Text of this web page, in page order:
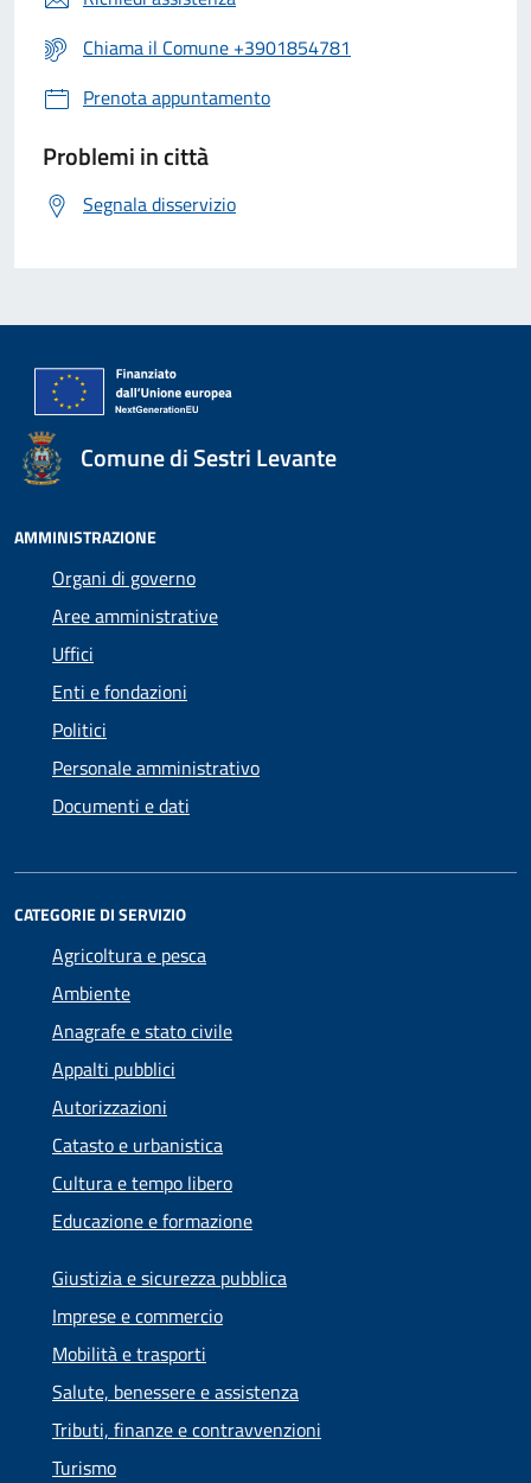
Chiama il Comune +3901854781
Prenota appuntamento
Problemi in città
Segnala disservizio
Comune di Sestri Levante
AMMINISTRAZIONE
Organi di governo
Aree amministrative
Uffici
Enti e fondazioni
Politici
Personale amministrativo
Documenti e dati
CATEGORIE DI SERVIZIO
Agricoltura e pesca
Ambiente
Anagrafe e stato civile
Appalti pubblici
Autorizzazioni
Catasto e urbanistica
Cultura e tempo libero
Educazione e formazione
Giustizia e sicurezza pubblica
Imprese e commercio
Mobilità e trasporti
Salute, benessere e assistenza
Tributi, finanze e contravvenzioni
Turismo